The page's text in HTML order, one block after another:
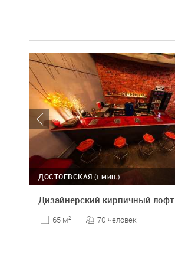
(1 МИН.)
ДОСТОЕВСКАЯ
Дизайнерский кирпичный лофт
65 м2 70 человек